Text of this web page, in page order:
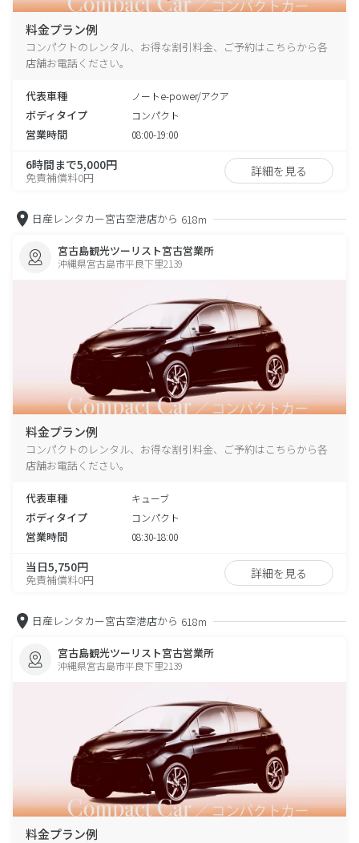
料金プラン例
コンパクトのレンタル、お得な割引料金、ご予約はこちらから各
店舗お電話ください。
代表車種 ノートe-power/アクア
ボディタイプ コンパクト
営業時間 08:00-19:00
6時間まで5,000円
免責補償料0円 詳細を見る
日産レンタカー宮古空港店から 618m
宮古島観光ツーリスト宮古営業所
沖縄県宮古島市平良下里2139
料金プラン例
コンパクトのレンタル、お得な割引料金、ご予約はこちらから各
店舗お電話ください。
代表車種 キューブ
ボディタイプ コンパクト
営業時間 08:30-18:00
当日5,750円
免責補償料0円 詳細を見る
日産レンタカー宮古空港店から 618m
宮古島観光ツーリスト宮古営業所
沖縄県宮古島市平良下里2139
料金プラン例